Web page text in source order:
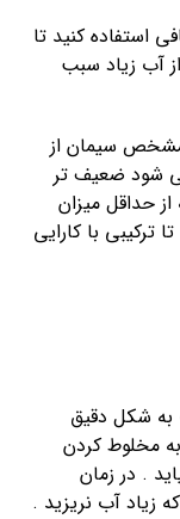
استفاده کنید تا
آب زیاد سبب
مشخص سیمان از
شود ضعیف تر
حداقل میزان
با کارایی
به شکل دقیق
مخلوط کردن
. در زمان
زیاد آب نریزید .